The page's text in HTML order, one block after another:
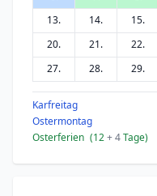
13.
14. 15.
20.
21. 22.
27.
28. 29.
Karfreitag
Ostermontag
Osterferien (12+ 4Tage)